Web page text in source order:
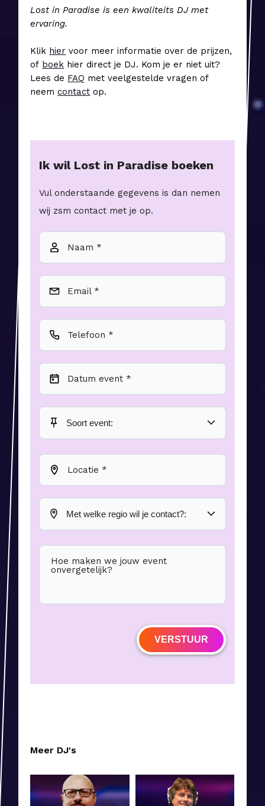
Lost in Paradise is een kwaliteits DJ met
ervaring.
Klik hier voor meer informatie over de prijzen,
of boek hier direct je DJ. Kom je er niet uit?
Lees de FAQ met veelgestelde vragen of
neemcontact op.
Ik wil Lost in Paradise boeken
Vul onderstaande gegevens is dan nemen
wij zsm contact met je op.
Naam *
Email *
Telefoon *
Datum event *
Locatie *
Hoe maken we jouw event
onvergetelijk?
VERSTUUR
Meer DJ's